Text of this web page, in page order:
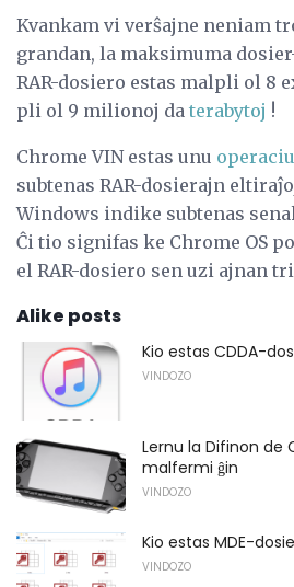
Kvankam vi verŝajne neniam
grandan, la maksimuma
RAR-dosiero estas malpli ol 8
pli ol 9 milionoj da terabytoj !
Chrome VIN estas unu
subtenas RAR-dosierajn
Windows indike subtenas
Ĉi tio signifas ke Chrome OS
el RAR-dosiero sen uzi ajnan
Alike posts
Kio estas CDDA-
VINDOZO
Lernu la Difinon de
malfermi ĝin
VINDOZO
Kio estas MDE-
VINDOZO